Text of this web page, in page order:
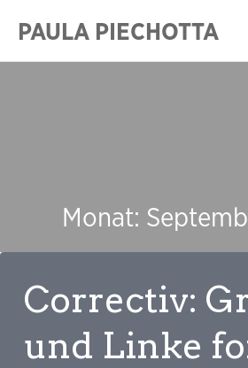
Inhalt
springen
PAULA PIECHOTTA
Monat:
Correctiv:
und Linke